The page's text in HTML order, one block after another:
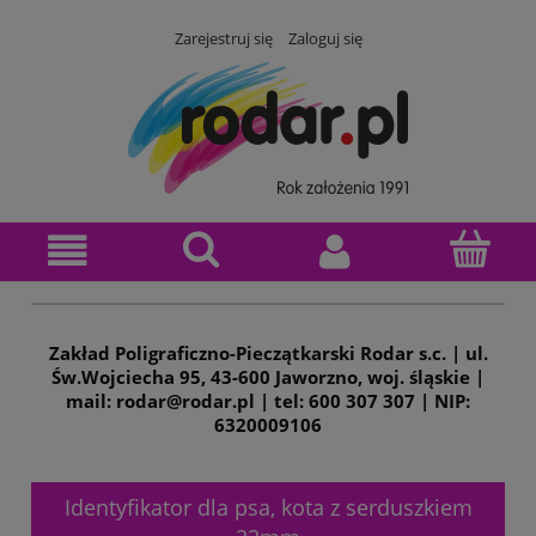
Zarejestruj się Zaloguj się
Zakład Poligraficzno-Pieczątkarski Rodar s.c. | ul.
Św.Wojciecha 95, 43-600 Jaworzno, woj. śląskie |
mail: rodar@rodar.pl | tel: 600 307 307 | NIP:
6320009106
Identyfikator dla psa, kota z serduszkiem